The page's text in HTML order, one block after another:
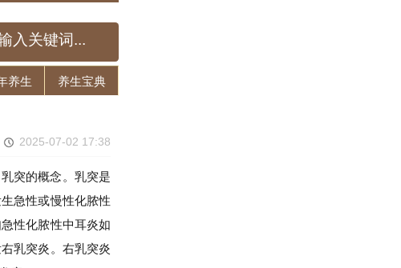
养生 养生宝典
2025-07-02 17:38
突的概念。乳突是
急性或慢性化脓性
性化脓性中耳炎如
乳突炎。右乳突炎